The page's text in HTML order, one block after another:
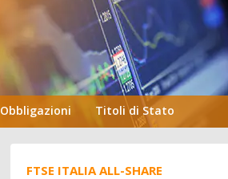
Obbligazioni Titoli di Stato
FTSE ITALIA ALL-SHARE